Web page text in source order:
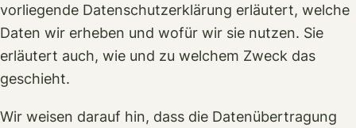
vorliegende Datenschutzerklärung erläutert, welche
Daten wir erheben und wofür wir sie nutzen. Sie
erläutert auch, wie und zu welchem Zweck das
geschieht.
Wir weisen darauf hin, dass die Datenübertragung